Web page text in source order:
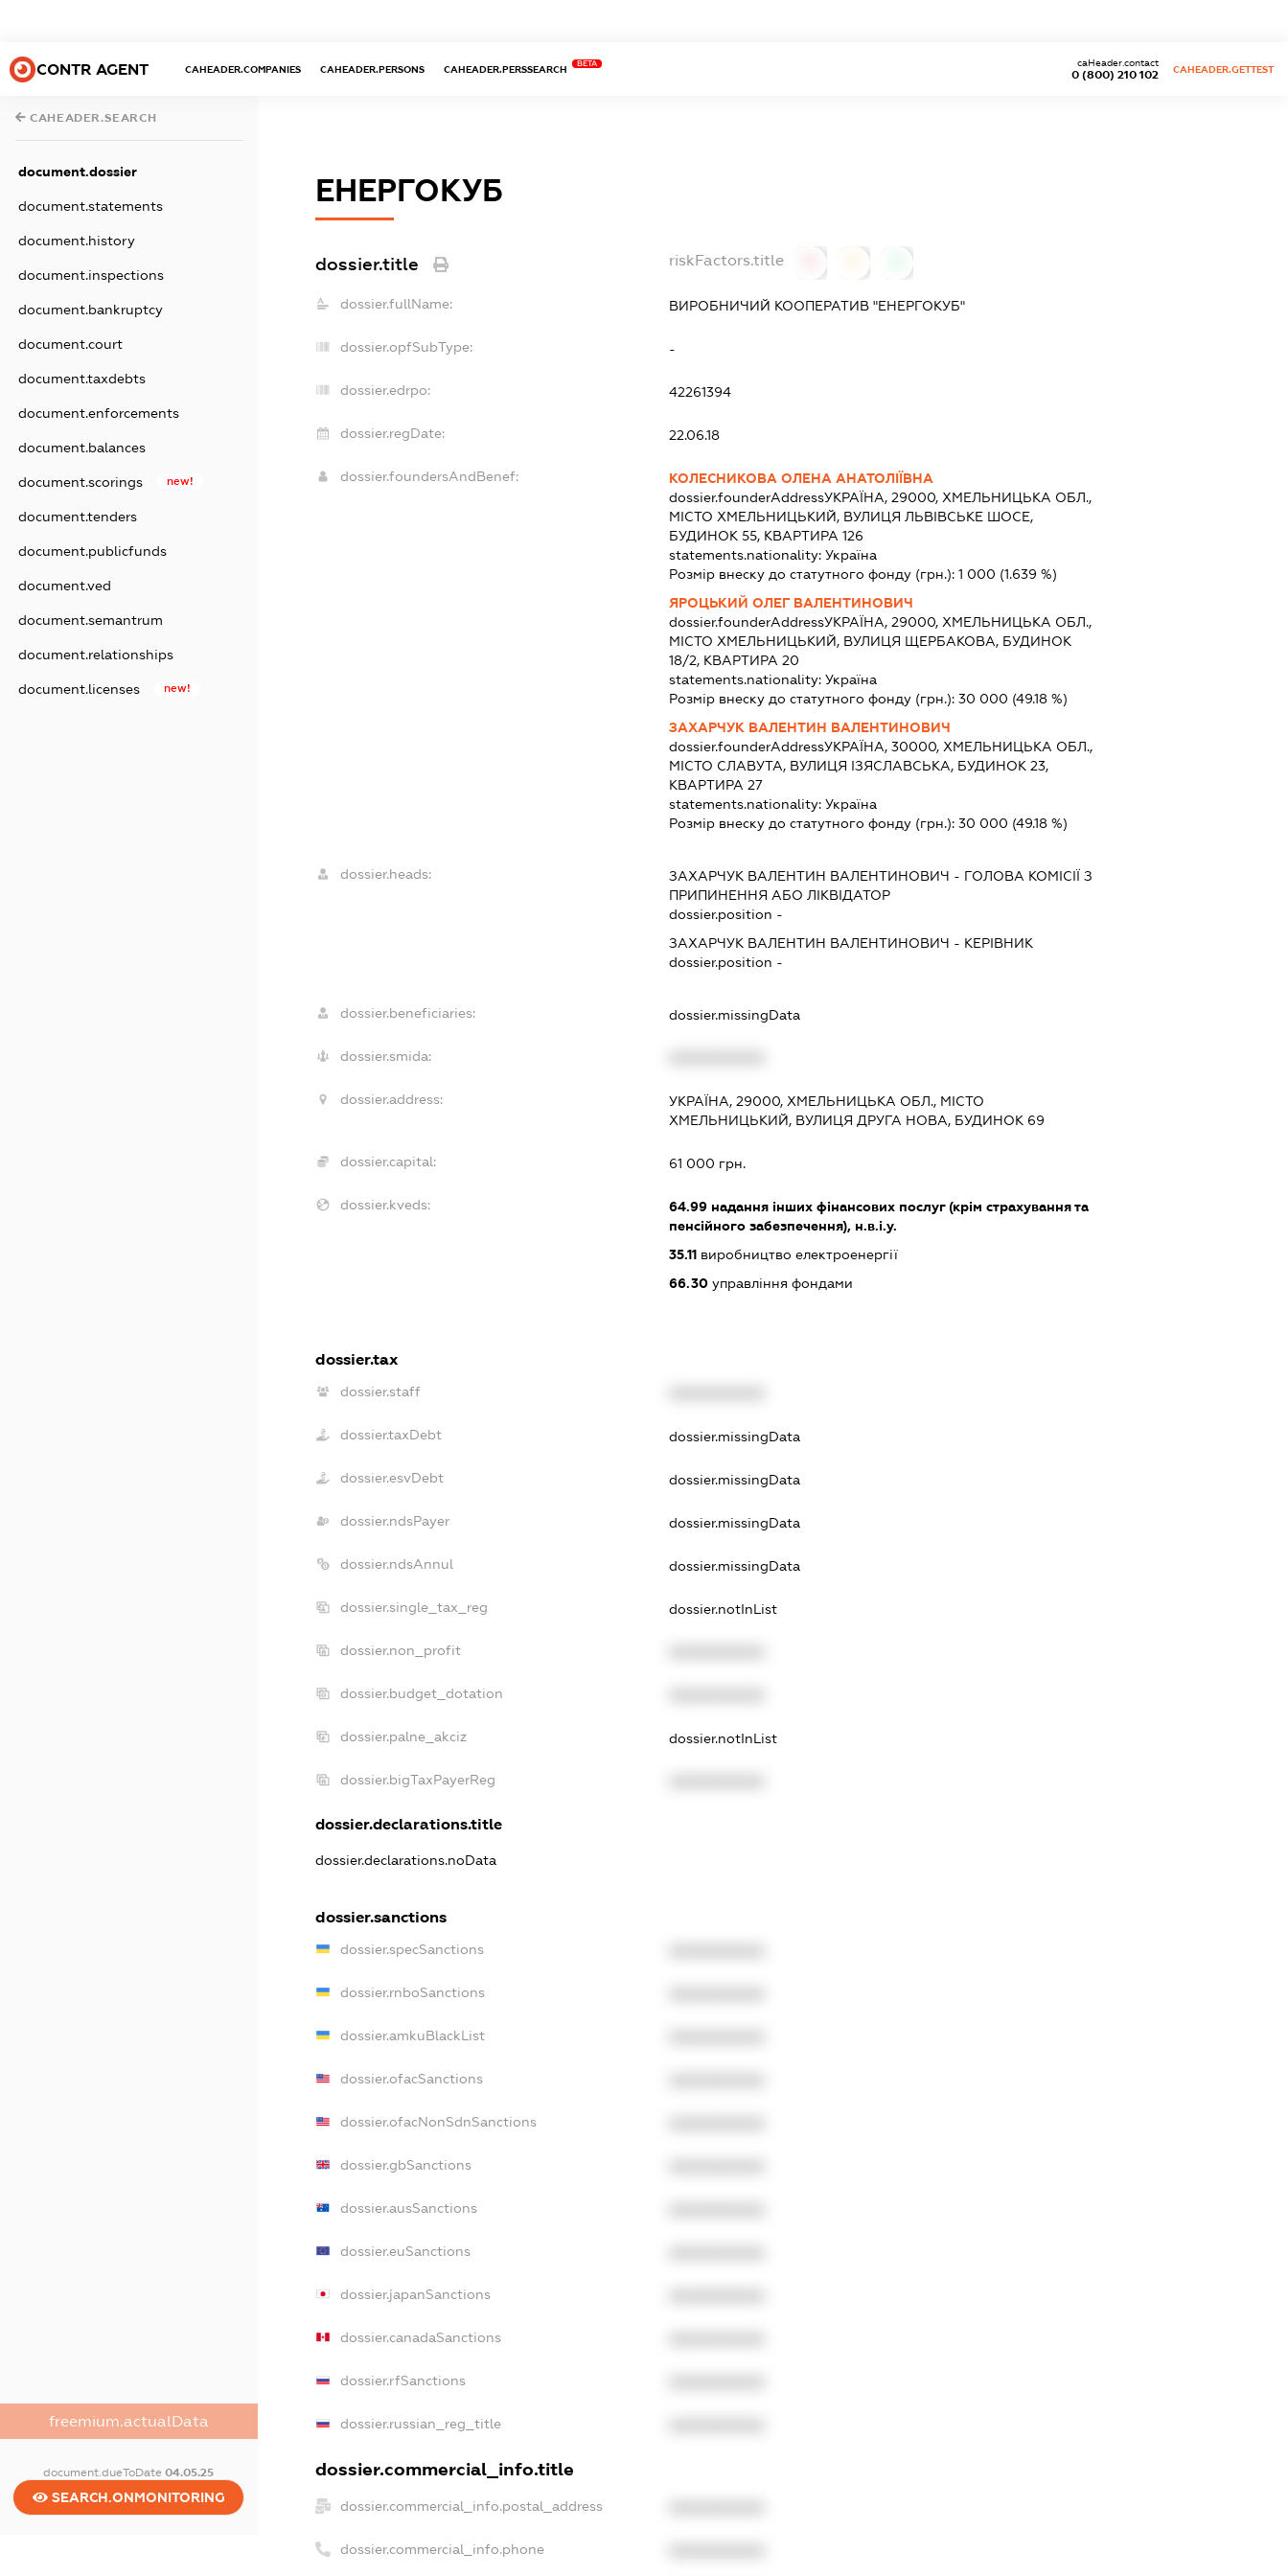
CONTR AGENT CAHEADER.COMPANIES CAHEADER.PERSONS CAHEADER.PERSSEARCH
BETA
0 (800) 210 102
caHeader.contact
CAHEADER.GETTEST
CAHEADER.SEARCH
document.dossier
document.statements
document.history
document.inspections
document.bankruptcy
document.court
document.taxdebts
document.enforcements
document.balances
document.scorings new!
document.tenders
document.publicfunds
document.ved
document.semantrum
document.relationships
document.licenses new!
freemium.actualData
document.dueToDate04.05.25
SEARCH.ONMONITORING
ЕНЕРГОКУБ
dossier.title riskFactors.title
dossier.fullName: ВИРОБНИЧИЙ КООПЕРАТИВ "ЕНЕРГОКУБ"
dossier.opfSubType: -
dossier.edrpo: 42261394
dossier.regDate: 22.06.18
dossier.foundersAndBenef:
КОЛЕСНИКОВА ОЛЕНА АНАТОЛІЇВНА
dossier.founderAddressУКРАЇНА, 29000, ХМЕЛЬНИЦЬКА ОБЛ.,
МІСТО ХМЕЛЬНИЦЬКИЙ, ВУЛИЦЯ ЛЬВІВСЬКЕ ШОСЕ,
БУДИНОК 55, КВАРТИРА 126
statements.nationality:Україна
Розмір внеску до статутного фонду (грн.):1 000 (1.639 %)
ЯРОЦЬКИЙ ОЛЕГ ВАЛЕНТИНОВИЧ
dossier.founderAddressУКРАЇНА, 29000, ХМЕЛЬНИЦЬКА ОБЛ.,
МІСТО ХМЕЛЬНИЦЬКИЙ, ВУЛИЦЯ ЩЕРБАКОВА, БУДИНОК
18/2, КВАРТИРА 20
statements.nationality:Україна
Розмір внеску до статутного фонду (грн.):30 000 (49.18 %)
ЗАХАРЧУК ВАЛЕНТИН ВАЛЕНТИНОВИЧ
dossier.founderAddressУКРАЇНА, 30000, ХМЕЛЬНИЦЬКА ОБЛ.,
МІСТО СЛАВУТА, ВУЛИЦЯ ІЗЯСЛАВСЬКА, БУДИНОК 23,
КВАРТИРА 27
statements.nationality:Україна
Розмір внеску до статутного фонду (грн.):30 000 (49.18 %)
dossier.heads: ЗАХАРЧУК ВАЛЕНТИН ВАЛЕНТИНОВИЧ - ГОЛОВА КОМІСІЇ З
ПРИПИНЕННЯ АБО ЛІКВІДАТОР
dossier.position -
ЗАХАРЧУК ВАЛЕНТИН ВАЛЕНТИНОВИЧ - КЕРІВНИК
dossier.position -
dossier.beneficiaries: dossier.missingData
dossier.smida:
dossier.address:
УКРАЇНА, 29000, ХМЕЛЬНИЦЬКА ОБЛ., МІСТО
ХМЕЛЬНИЦЬКИЙ, ВУЛИЦЯ ДРУГА НОВА, БУДИНОК 69
dossier.capital: 61 000 грн.
dossier.kveds: 64.99 надання інших фінансових послуг (крім страхування та
пенсійного забезпечення), н.в.і.у.
35.11 виробництво електроенергії
66.30 управління фондами
dossier.tax
dossier.staff
dossier.taxDebt dossier.missingData
dossier.esvDebt dossier.missingData
dossier.ndsPayer dossier.missingData
dossier.ndsAnnul dossier.missingData
dossier.single_tax_reg dossier.notInList
dossier.non_profit
dossier.budget_dotation
dossier.palne_akciz dossier.notInList
dossier.bigTaxPayerReg
dossier.declarations.title
dossier.declarations.noData
dossier.sanctions
dossier.specSanctions
dossier.rnboSanctions
dossier.amkuBlackList
dossier.ofacSanctions
dossier.ofacNonSdnSanctions
dossier.gbSanctions
dossier.ausSanctions
dossier.euSanctions
dossier.japanSanctions
dossier.canadaSanctions
dossier.rfSanctions
dossier.russian_reg_title
dossier.commercial_info.title
dossier.commercial_info.postal_address
dossier.commercial_info.phone